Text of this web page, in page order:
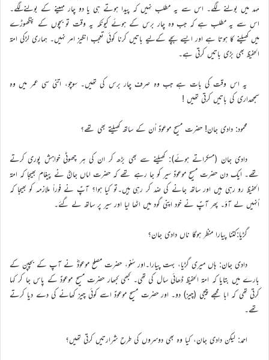
مہد میں بولنے لگے۔ اس سے یہ مطلب نہیں کہ پیدا ہوتے ہی یا دو چار مہینے کے بولنےلگے۔
اس سے یہ مطلب ہے کہ جب وہ چار برس کے ہوئے کیونکہ یہ وقت تو بچوں کے پنگھوڑے
میں کھیلنے کا ہوتا ہے اور ایسے بچے کےلیے باتیں کرنا کوئی تعجب انگیز امر نہیں۔ ہماری لڑکی امة
الحفیظ بھی بڑی باتیں کرتی ہے۔
یہ اس وقت کی بات ہے جب وہ صرف چار برس کی تھیں۔ سوچو، اتنی سی عمر میں وہ
سمجھداری کی باتیں کرتی تھیں !
محمود: دادی جان! حضرت مسیح موعودؑ اُن کے ساتھ کھیلتے بھی تھے؟
دادی جان (مسکراتے ہوئے): کھیلنے سے بھی بڑھ کر ان کی ہر چھوٹی خواہش پوری کرتے
تھے۔ ایک دن حضرت مسیح موعودؑ سیر کو جا رہے تھے کہ حضرت اماں جانؓ نے پیغام بھیجا کہ امة
الحفیظ رو رہی ہیں اور ساتھ جانے کی ضد کر رہی ہیں۔تو کیا ہوا؟ آپؑ نے فوراً ملازمہ کو بھیجا کہ
اُنہیں لے آؤ۔ پھر آپؑ نے خود اپنی گود میں اٹھا لیا اور سیر پر ساتھ لے گئے۔
گڑیا:کتنا پیارا منظر ہوگا ناں دادی جان؟
دادی جان: ہاں میری گڑیا، بہت پیارا۔اور سُنو، حضرت مصلح موعودؓ نے آپ کے بچپن کے
بارے میں بتایا کہ امۃ الحفیظ ڈھائی سال کی تھی۔ کبھی کبھار حضرت مسیح موعودؑ کے پاس جا کر کہا
کرتی تھی کہ ابا مجھے چیجی (چیز) دو۔ اور حضرت مسیح موعودؑ اسے کوئی چیز کھانے کی دے دیا کرتے
تھے۔
احمد: لیکن دادی جان، کیا وہ بھی دوسروں کی طرح شرارتیں کرتی تھیں؟